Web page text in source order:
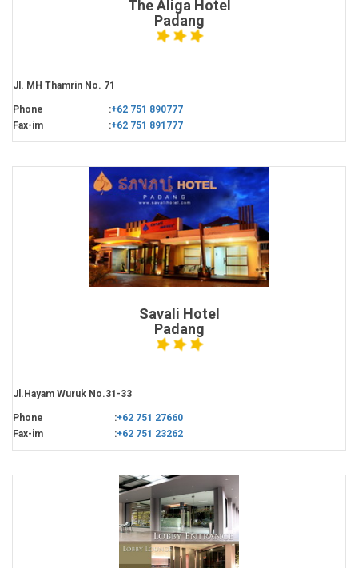
The Aliga Hotel
Padang
Jl. MH Thamrin No. 71
Phone :+62 751 890777
Fax-im
:+62 751 891777
Savali Hotel
Padang
Jl.Hayam Wuruk No.31-33
Phone :+62 751 27660
Fax-im
:+62 751 23262